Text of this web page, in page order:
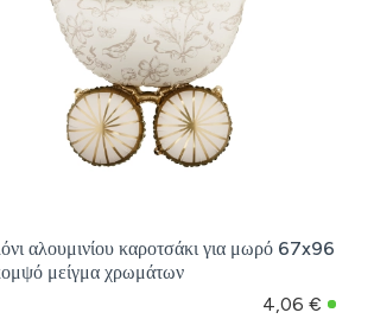
αλουμινίου καροτσάκι για μωρό 67x96
μείγμα χρωμάτων
4,06 €